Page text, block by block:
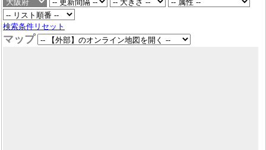
検索条件リセット
マップ